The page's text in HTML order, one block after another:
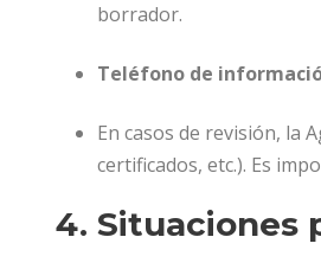
borrador.
Teléfono de
En casos de revisión, la
certificados, etc.). Es
4. Situaciones